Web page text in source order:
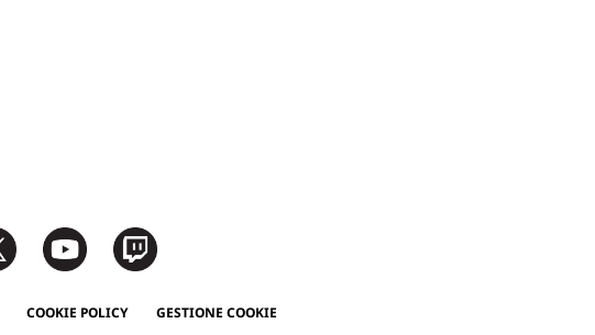
COOKIE POLICY GESTIONE COOKIE